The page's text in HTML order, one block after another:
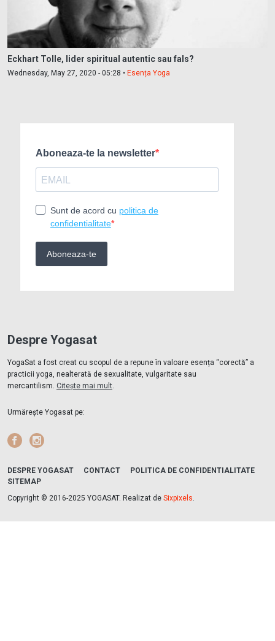
Eckhart Tolle, lider spiritual autentic sau fals?
Wednesday, May 27, 2020 - 05:28 • Esența Yoga
Despre Yogasat
YogaSat a fost creat cu scopul de a repune în valoare esența “corectă” a
practicii yoga, nealterată de sexualitate, vulgaritate sau
mercantilism. Citește mai mult.
Urmărește Yogasat pe:
Facebook
DESPRE YOGASAT CONTACT
POLITICA DE CONFIDENTIALITATE
SITEMAP
Copyright © 2016-2025 YOGASAT. Realizat de Sixpixels.